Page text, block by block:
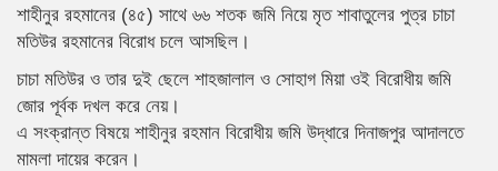
শাহীনুর রহমানের (৪৫) সাথে ৬৬ শতক জমি নিয়ে মৃত শাবাতুলের পুত্র চাচা
মতিউর রহমানের বিরোধ চলে আসছিল।
চাচা মতিউর ও তার দুই ছেলে শাহজালাল ও সোহাগ মিয়া ওই বিরোধীয় জমি
জোর পূর্বক দখল করে নেয়।
এ সংক্রান্ত বিষয়ে শাহীনুর রহমান বিরোধীয় জমি উদ্ধারে দিনাজপুর আদালতে
মামলা দায়ের করেন।